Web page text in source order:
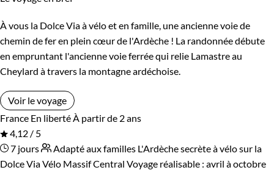
À vous la Dolce Via à vélo et en famille, une ancienne voie de
chemin de fer en plein cœur de l'Ardèche ! La randonnée débute
en empruntant l'ancienne voie ferrée qui relie Lamastre au
Cheylard à travers la montagne ardéchoise.
Voir le voyage
France En libertéÀ partir de 2 ans
4,12 / 5
7 jours
Adapté aux familles L'Ardèche secrète à vélo sur la
Dolce ViaVélo Massif Central Voyage réalisable : avril à octobre